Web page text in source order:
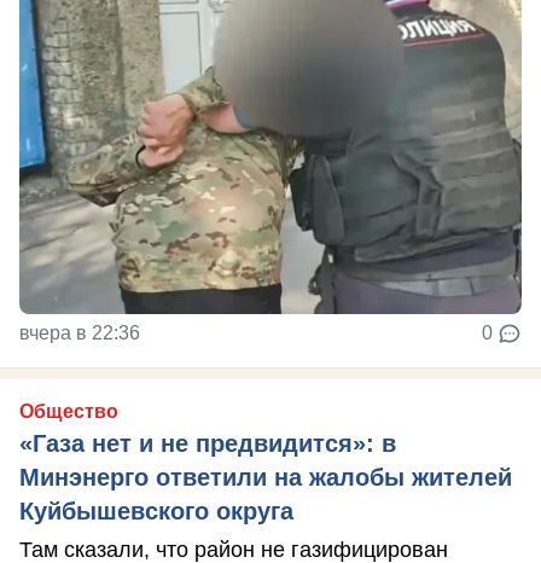
вчера в 22:36 0
Общество
«Газа нет и не предвидится»: в
Минэнерго ответили на жалобы жителей
Куйбышевского округа
Там сказали, что район не газифицирован